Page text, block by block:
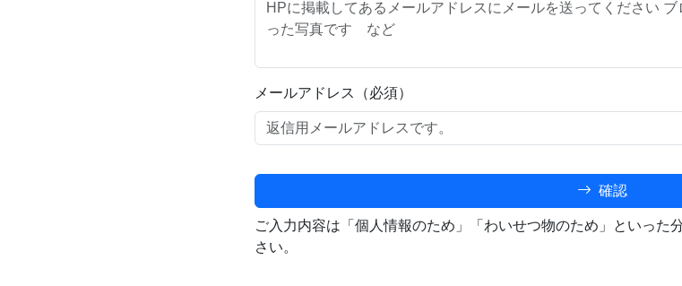
メールアドレス（必須）
確認
ご入力内容は「個人情報のため」「わいせつ物のため」といった
さい。